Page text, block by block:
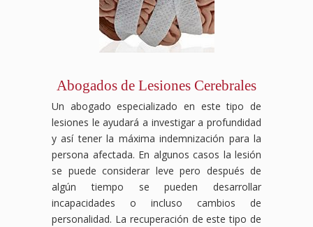
Abogados de Lesiones Cerebrales
Un abogado especializado en este tipo de
lesiones le ayudará a investigar a profundidad
y así tener la máxima indemnización para la
persona afectada. En algunos casos la lesión
se puede considerar leve pero después de
algún tiempo se pueden desarrollar
incapacidades o incluso cambios de
personalidad. La recuperación de este tipo de